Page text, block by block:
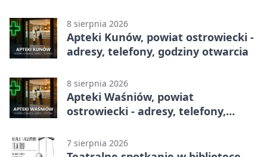
8 sierpnia 2026
Apteki Kunów, powiat ostrowiecki -
adresy, telefony, godziny otwarcia
8 sierpnia 2026
Apteki Waśniów, powiat
ostrowiecki - adresy, telefony,
7 sierpnia 2026